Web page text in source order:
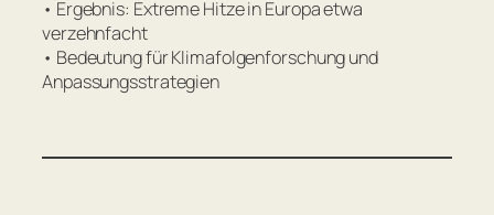
• Ergebnis: Extreme Hitze in Europa etwa
verzehnfacht
• Bedeutung für Klimafolgenforschung und
Anpassungsstrategien